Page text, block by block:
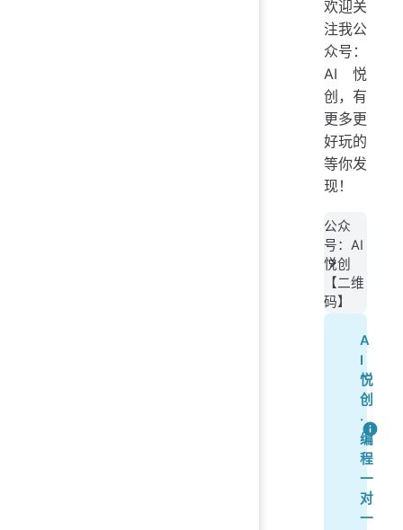
欢迎关
注我公
众号：
AI悦
创，有
更多更
好玩的
等你发
现！
公众
号：AI
悦创
【二维
码】
A
I
悦
创
·
编
程
一
对
一